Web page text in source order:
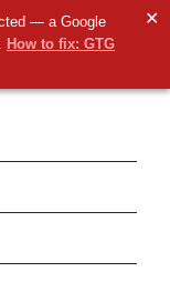
— a Google
How to fix: GTG
✕